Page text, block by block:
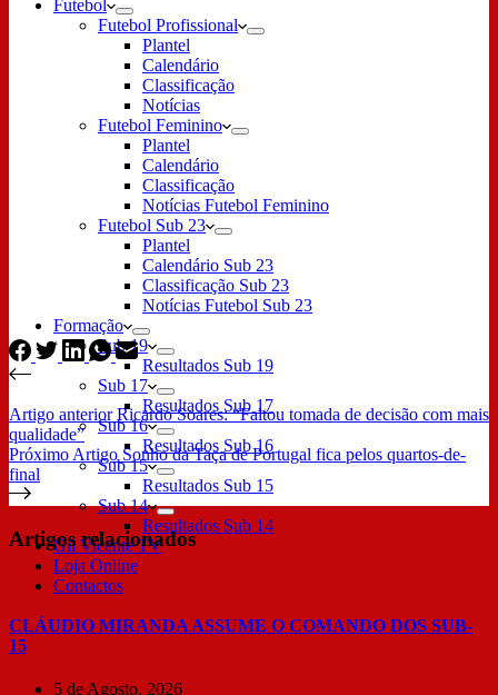
Futebol
Futebol Profissional
Plantel
Calendário
Classificação
Notícias
Futebol Feminino
Plantel
Calendário
Classificação
Notícias Futebol Feminino
Futebol Sub 23
Plantel
Calendário Sub 23
Classificação Sub 23
Notícias Futebol Sub 23
Formação
Sub 19
Resultados Sub 19
Sub 17
Resultados Sub 17
Sub 16
Resultados Sub 16
Sub 15
Resultados Sub 15
Sub 14
Resultados Sub 14
Gil Vicente TV
Loja Online
Contactos
Artigo anteriorRicardo Soares: “Faltou tomada de decisão com mais
qualidade”
Próximo Artigo Sonho da Taça de Portugal fica pelos quartos-de-
final
Artigos relacionados
CLÁUDIO MIRANDA ASSUME O COMANDO DOS SUB-
15
5 de Agosto, 2026